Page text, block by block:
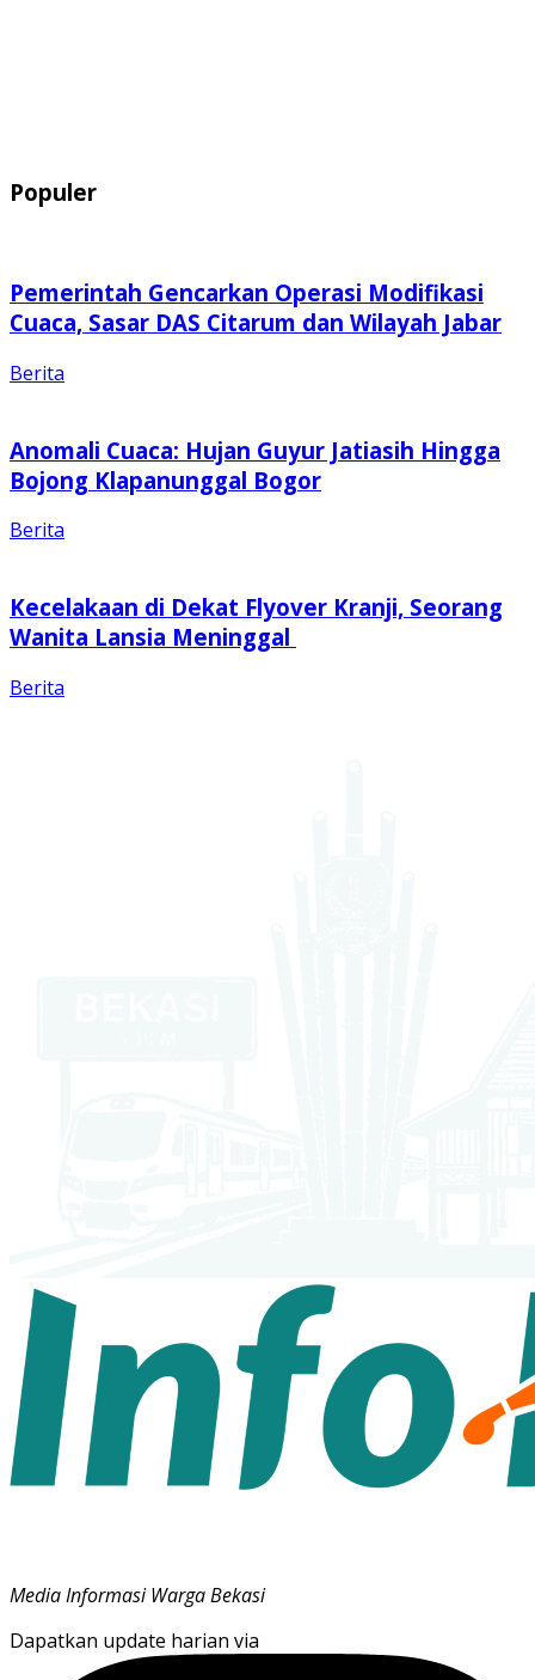
Populer
Pemerintah Gencarkan Operasi Modifikasi
Cuaca, Sasar DAS Citarum dan Wilayah Jabar
Berita
Anomali Cuaca: Hujan Guyur Jatiasih Hingga
Bojong Klapanunggal Bogor
Berita
Kecelakaan di Dekat Flyover Kranji, Seorang
Wanita Lansia Meninggal
Berita
Media Informasi Warga Bekasi
Dapatkan update harian via